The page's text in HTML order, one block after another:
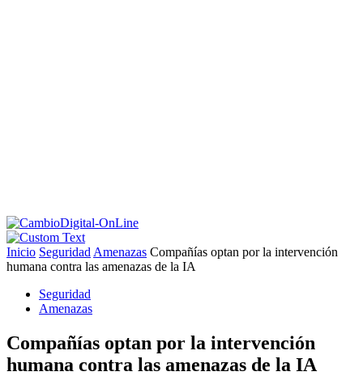
Inicio Seguridad Amenazas Compañías optan por la intervención
humana contra las amenazas de la IA
Seguridad
Amenazas
Compañías optan por la intervención
humana contra las amenazas de la IA